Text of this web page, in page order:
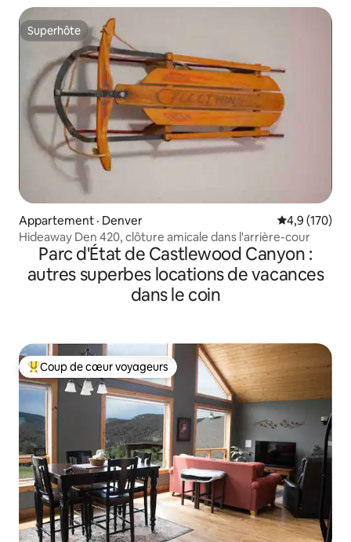
Superhôte
Superhôte
Appartement · Denver Note
4,9 (170)
Hideaway Den 420, clôture amicale dans l'arrière-cour
Parc d'État de Castlewood Canyon :
autres superbes locations de vacances
dans le coin
Coup de cœur voyageurs parmi les plus aimés
Coup de cœur voyageurs